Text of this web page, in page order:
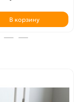
В корзину